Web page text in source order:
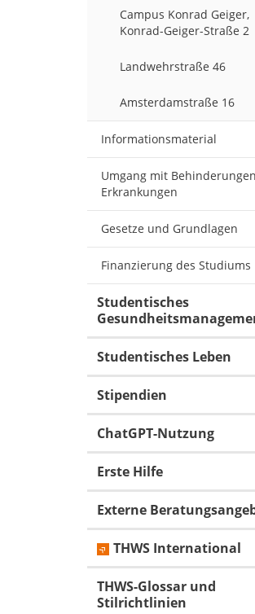
Campus Konrad Geiger,
Konrad-Geiger-Straße 2
Landwehrstraße 46
Amsterdamstraße 16
Informationsmaterial
Umgang mit
Erkrankungen
Gesetze und Grundlagen
Finanzierung des Studiums
Studentisches
Studentisches Leben
Stipendien
ChatGPT-Nutzung
Erste Hilfe
Externe
THWS International
THWS-Glossar und
Stilrichtlinien